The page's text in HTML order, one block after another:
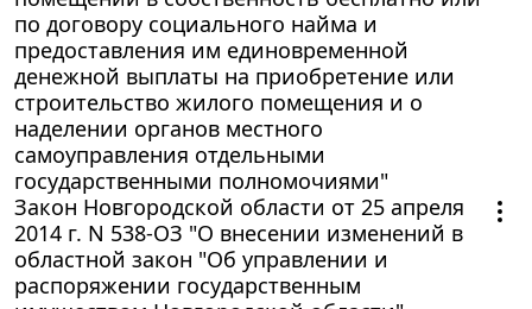
по договору социального найма и
предоставления им единовременной
денежной выплаты на приобретение или
строительство жилого помещения и о
наделении органов местного
самоуправления отдельными
государственными полномочиями"
Закон Новгородской области от 25 апреля
2014 г. N 538-ОЗ "О внесении изменений в
областной закон "Об управлении и
распоряжении государственным